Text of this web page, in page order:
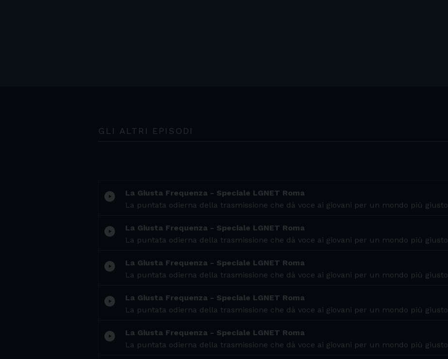
GLI ALTRI EPISODI
play_circle_filled
La Giusta Frequenza - Speciale LGNET Roma
La puntata odierna della trasmissione che dà voce ai giovani per un mondo più giusto
play_circle_filled
La Giusta Frequenza - Speciale LGNET Roma
La puntata odierna della trasmissione che dà voce ai giovani per un mondo più giusto
play_circle_filled
La Giusta Frequenza - Speciale LGNET Roma
La puntata odierna della trasmissione che dà voce ai giovani per un mondo più giusto
play_circle_filled
La Giusta Frequenza - Speciale LGNET Roma
La puntata odierna della trasmissione che dà voce ai giovani per un mondo più giusto
play_circle_filled
La Giusta Frequenza - Speciale LGNET Roma
La puntata odierna della trasmissione che dà voce ai giovani per un mondo più giusto